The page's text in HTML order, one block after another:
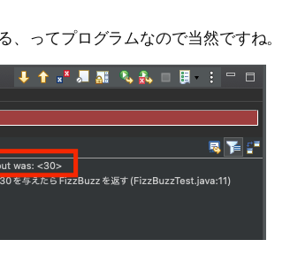
ってプログラムなので当然ですね。